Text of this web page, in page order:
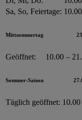
Sa, So, Feiertage:
Mittsommertag
Geöffnet: 10.00 –
Sommer-Saison
Täglich geöffnet: